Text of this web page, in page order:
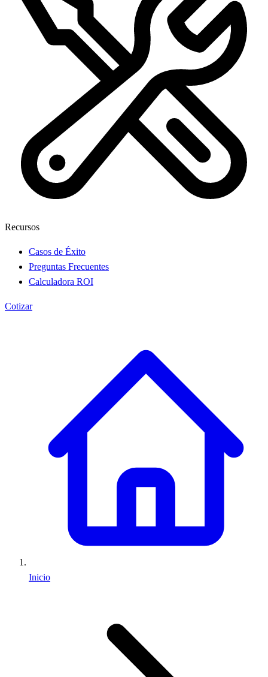
Recursos
Casos de Éxito
Preguntas Frecuentes
Calculadora ROI
Cotizar
Inicio